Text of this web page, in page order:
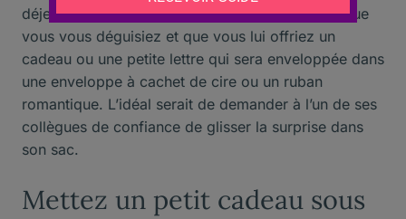
déjeuner en le surprenant au travail. L’idéal est que
vous vous déguisiez et que vous lui offriez un
cadeau ou une petite lettre qui sera enveloppée dans
une enveloppe à cachet de cire ou un ruban
romantique. L’idéal serait de demander à l’un de ses
collègues de confiance de glisser la surprise dans
son sac.
Mettez un petit cadeau sous